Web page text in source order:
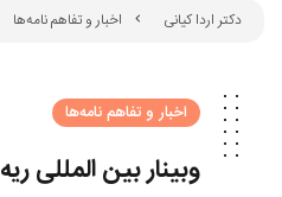
دکتر اردا کیانی اخبار و تفاهم نامه‌ها
اخبار و تفاهم نامه‌ها
وبینار بین المللی ریه